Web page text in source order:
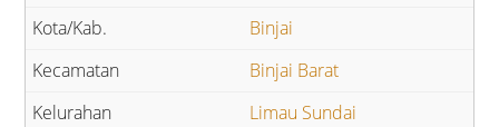
Binjai
Binjai Barat
Limau Sundai